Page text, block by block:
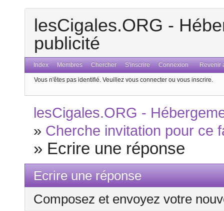
lesCigales.ORG -
publicité
Index Membres Chercher S'inscrire Connexion Revenir
Vous n'êtes pas identifié. Veuillez vous connecter ou vous inscrire.
lesCigales.ORG -
» Cherche invitation pour ce
» Ecrire une réponse
Ecrire une réponse
Composez et envoyez votre